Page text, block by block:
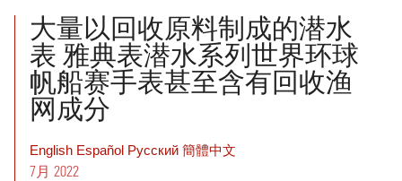
大量以回收原料制成的潜水
表 雅典表潜水系列世界环球
帆船赛手表甚至含有回收渔
网成分
English Español Pусский 簡體中文
7月 2022